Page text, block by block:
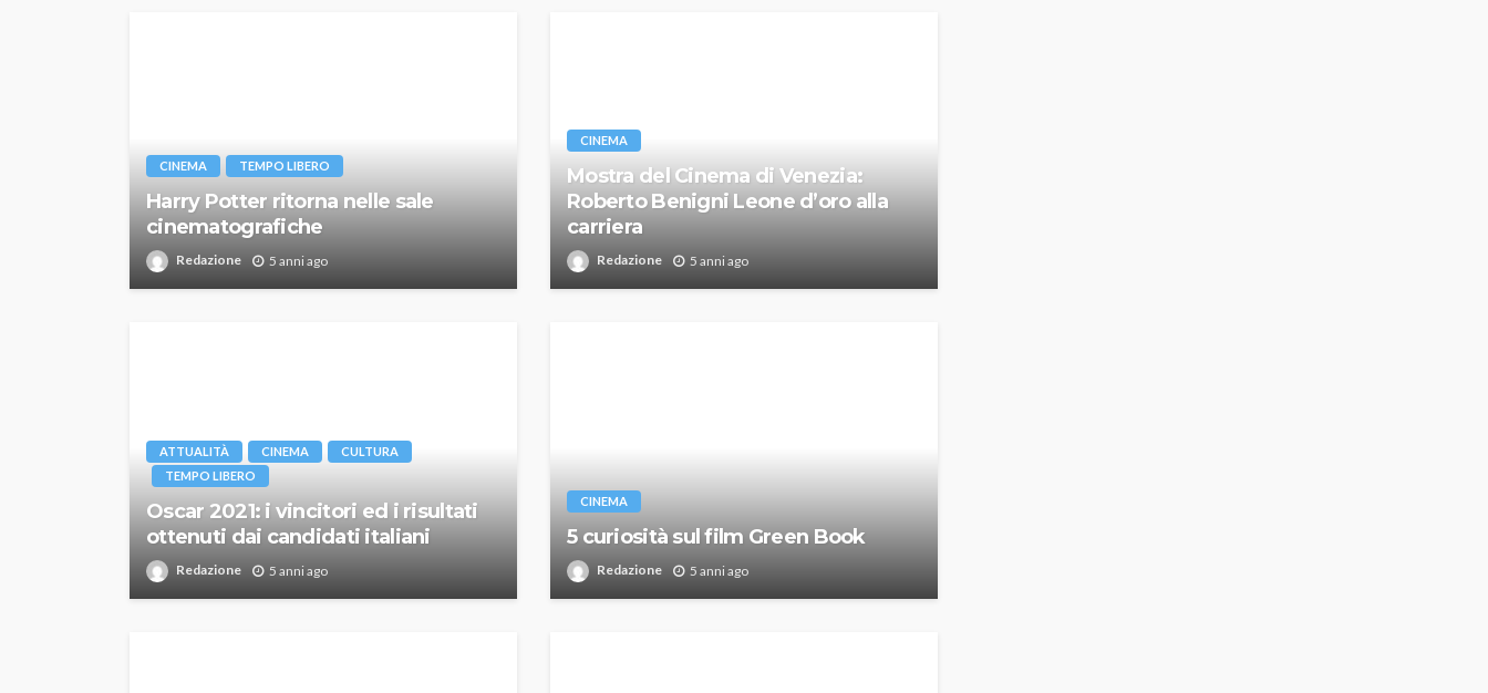
CINEMA TEMPO LIBERO
Harry Potter ritorna nelle sale
cinematografiche
Redazione 5 anni ago
CINEMA
Mostra del Cinema di Venezia:
Roberto Benigni Leone d’oro alla
carriera
Redazione 5 anni ago
ATTUALITÀ CINEMA
CULTURA
TEMPO LIBERO
Oscar 2021: i vincitori ed i risultati
ottenuti dai candidati italiani
Redazione 5 anni ago
CINEMA
5 curiosità sul film Green Book
Redazione 5 anni ago